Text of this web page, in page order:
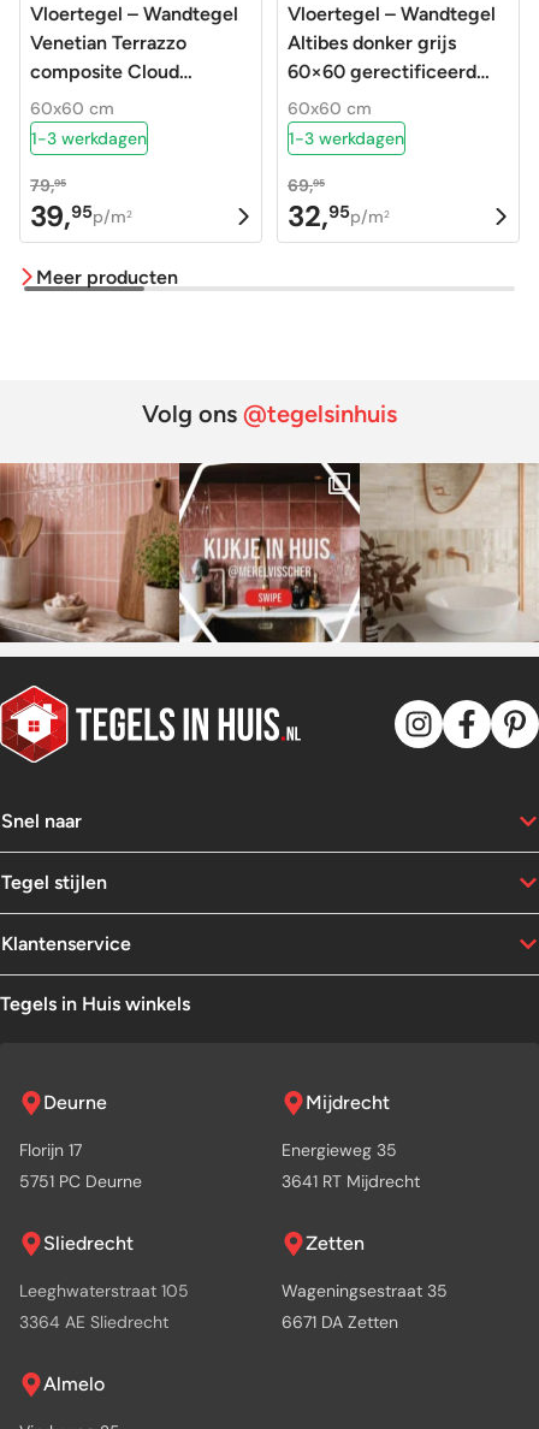
Vloertegel – Wandtegel
Venetian Terrazzo
composite Cloud
60x60cm R9
60x60 cm
1-3 werkdagen
79,95
Oorspronkelijke
prijs
was:
39,95
Huidige
prijs
is:
p/m2
Vloertegel – Wandtegel
Altibes donker grijs
60×60 gerectificeerd
R10
60x60 cm
1-3 werkdagen
69,95
Oorspronkelijke
prijs
32,95
Huidige
prijs
p/m2
Meer producten
Volg ons @tegelsinhuis
Snel naar
Tegel stijlen
Klantenservice
Tegels in Huis winkels
Deurne
Florijn 17
5751 PC Deurne
Mijdrecht
Energieweg 35
3641 RT Mijdrecht
Sliedrecht
Leeghwaterstraat 105
3364 AE Sliedrecht
Zetten
Wageningsestraat 35
6671 DA Zetten
Almelo